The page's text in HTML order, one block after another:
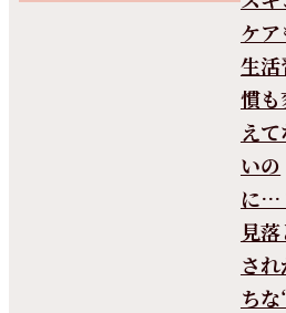
ケア
生活
慣も
えて
いの
に…
見落
さ
ち